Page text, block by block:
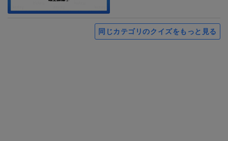
同じカテゴリのクイズをもっと見る